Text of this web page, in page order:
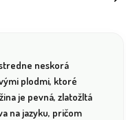
neskorá
plodmi, ktoré
je pevná, zlatožltá
na jazyku, pričom